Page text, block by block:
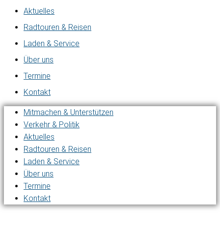
Aktuelles
Radtouren & Reisen
Laden & Service
Über uns
Termine
Kontakt
Mitmachen & Unterstützen
Verkehr & Politik
Aktuelles
Radtouren & Reisen
Laden & Service
Über uns
Termine
Kontakt